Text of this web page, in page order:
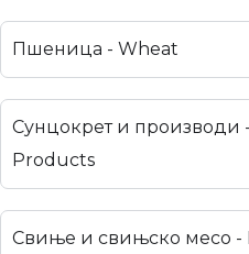
Пшеница - Wheat
Сунцокрет и производи
Products
Свиње и свињско месо -